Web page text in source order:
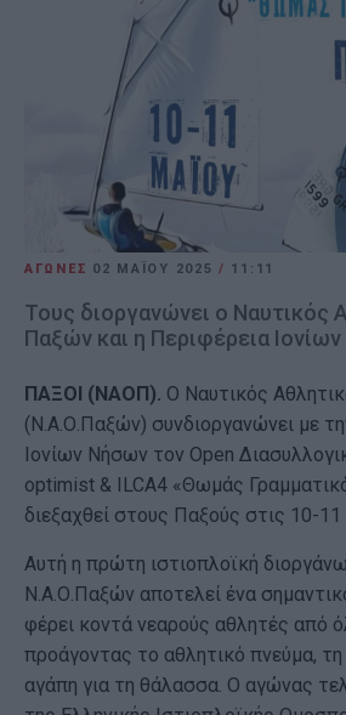
ΑΓΩΝΕΣ 02 ΜΑΪ́ΟΥ 2025/ 11:11
Τους διοργανώνει ο Ναυτικός
Παξών και η Περιφέρεια
ΠΑΞΟΙ (ΝΑΟΠ). Ο Ναυτικός
(Ν.Α.Ο.Παξών) συνδιοργανώνει με
Ιονίων Νήσων τον Open
optimist & ILCA4 «Θωμάς
διεξαχθεί στους Παξούς στις 10-
Αυτή η πρώτη ιστιοπλοϊκή
Ν.Α.Ο.Παξών αποτελεί ένα
φέρει κοντά νεαρούς αθλητές από
προάγοντας το αθλητικό πνεύμα, τη
αγάπη για τη θάλασσα. Ο αγώνας